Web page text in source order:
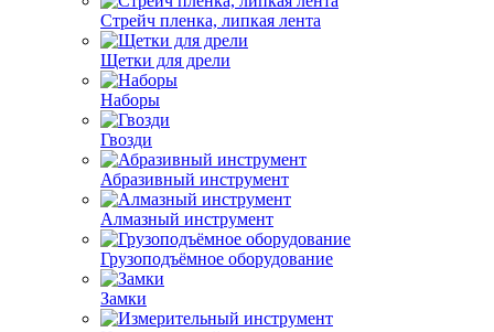
Стрейч пленка, липкая лента
Щетки для дрели
Наборы
Гвозди
Абразивный инструмент
Алмазный инструмент
Грузоподъёмное оборудование
Замки